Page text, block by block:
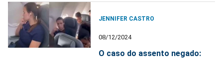
JENNIFER CASTRO
08/12/2024
O caso do assento negado: